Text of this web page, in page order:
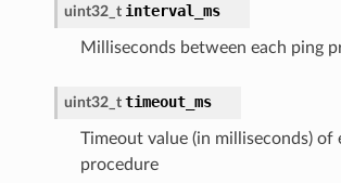
uint32_t interval_ms
Milliseconds between each ping
uint32_t timeout_ms
Timeout value (in milliseconds) of
procedure